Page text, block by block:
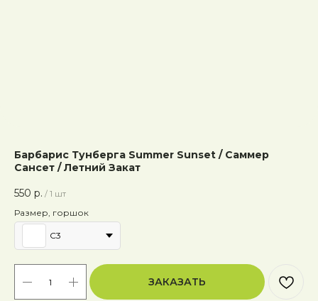
Барбарис Тунберга Summer Sunset / Саммер
Сансет / Летний Закат
550 р. / 1 шт
Размер, горшок
C3
ЗАКАЗАТЬ